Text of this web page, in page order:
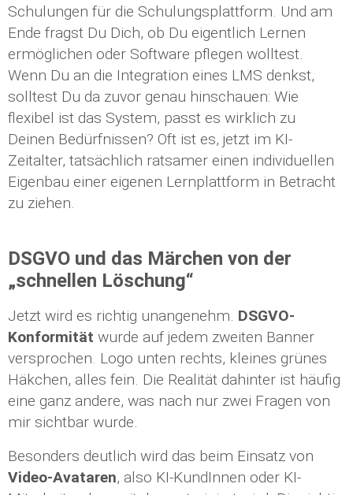
Schulungen für die Schulungsplattform. Und am
Ende fragst Du Dich, ob Du eigentlich Lernen
ermöglichen oder Software pflegen wolltest.
Wenn Du an die Integration eines LMS denkst,
solltest Du da zuvor genau hinschauen: Wie
flexibel ist das System, passt es wirklich zu
Deinen Bedürfnissen? Oft ist es, jetzt im KI-
Zeitalter, tatsächlich ratsamer einen individuellen
Eigenbau einer eigenen Lernplattform in Betracht
zu ziehen.
DSGVO und das Märchen von der
„schnellen Löschung“
Jetzt wird es richtig unangenehm. DSGVO-
Konformität wurde auf jedem zweiten Banner
versprochen. Logo unten rechts, kleines grünes
Häkchen, alles fein. Die Realität dahinter ist häufig
eine ganz andere, was nach nur zwei Fragen von
mir sichtbar wurde.
Besonders deutlich wird das beim Einsatz von
Video-Avataren, also KI-KundInnen oder KI-